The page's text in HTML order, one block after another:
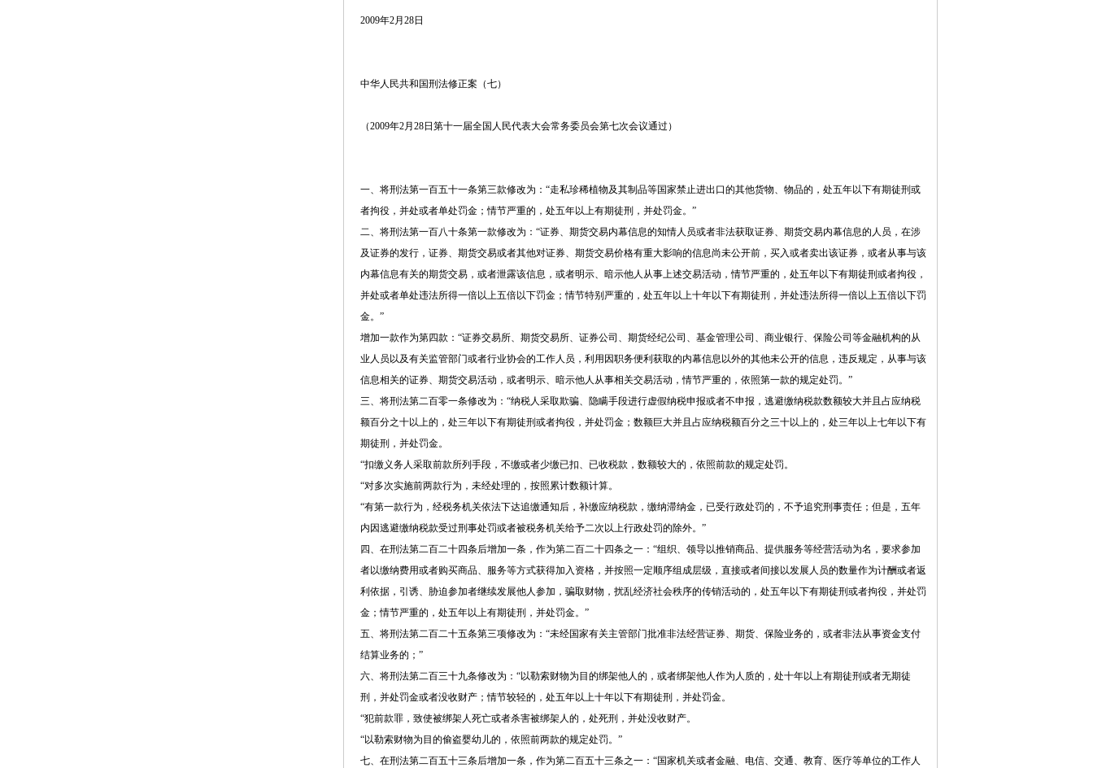
2009年2月28日
中华人民共和国刑法修正案（七）
（2009年2月28日第十一届全国人民代表大会常务委员会第七次会议通过）
一、将刑法第一百五十一条第三款修改为：“走私珍稀植物及其制品等国家禁止进出口的其他货物、物品的，处五年以下有期徒刑或
者拘役，并处或者单处罚金；情节严重的，处五年以上有期徒刑，并处罚金。”
二、将刑法第一百八十条第一款修改为：“证券、期货交易内幕信息的知情人员或者非法获取证券、期货交易内幕信息的人员，在涉
及证券的发行，证券、期货交易或者其他对证券、期货交易价格有重大影响的信息尚未公开前，买入或者卖出该证券，或者从事与该
内幕信息有关的期货交易，或者泄露该信息，或者明示、暗示他人从事上述交易活动，情节严重的，处五年以下有期徒刑或者拘役，
并处或者单处违法所得一倍以上五倍以下罚金；情节特别严重的，处五年以上十年以下有期徒刑，并处违法所得一倍以上五倍以下罚
金。”
增加一款作为第四款：“证券交易所、期货交易所、证券公司、期货经纪公司、基金管理公司、商业银行、保险公司等金融机构的从
业人员以及有关监管部门或者行业协会的工作人员，利用因职务便利获取的内幕信息以外的其他未公开的信息，违反规定，从事与该
信息相关的证券、期货交易活动，或者明示、暗示他人从事相关交易活动，情节严重的，依照第一款的规定处罚。”
三、将刑法第二百零一条修改为：“纳税人采取欺骗、隐瞒手段进行虚假纳税申报或者不申报，逃避缴纳税款数额较大并且占应纳税
额百分之十以上的，处三年以下有期徒刑或者拘役，并处罚金；数额巨大并且占应纳税额百分之三十以上的，处三年以上七年以下有
期徒刑，并处罚金。
“扣缴义务人采取前款所列手段，不缴或者少缴已扣、已收税款，数额较大的，依照前款的规定处罚。
“对多次实施前两款行为，未经处理的，按照累计数额计算。
“有第一款行为，经税务机关依法下达追缴通知后，补缴应纳税款，缴纳滞纳金，已受行政处罚的，不予追究刑事责任；但是，五年
内因逃避缴纳税款受过刑事处罚或者被税务机关给予二次以上行政处罚的除外。”
四、在刑法第二百二十四条后增加一条，作为第二百二十四条之一：“组织、领导以推销商品、提供服务等经营活动为名，要求参加
者以缴纳费用或者购买商品、服务等方式获得加入资格，并按照一定顺序组成层级，直接或者间接以发展人员的数量作为计酬或者返
利依据，引诱、胁迫参加者继续发展他人参加，骗取财物，扰乱经济社会秩序的传销活动的，处五年以下有期徒刑或者拘役，并处罚
金；情节严重的，处五年以上有期徒刑，并处罚金。”
五、将刑法第二百二十五条第三项修改为：“未经国家有关主管部门批准非法经营证券、期货、保险业务的，或者非法从事资金支付
结算业务的；”
六、将刑法第二百三十九条修改为：“以勒索财物为目的绑架他人的，或者绑架他人作为人质的，处十年以上有期徒刑或者无期徒
刑，并处罚金或者没收财产；情节较轻的，处五年以上十年以下有期徒刑，并处罚金。
“犯前款罪，致使被绑架人死亡或者杀害被绑架人的，处死刑，并处没收财产。
“以勒索财物为目的偷盗婴幼儿的，依照前两款的规定处罚。”
七、在刑法第二百五十三条后增加一条，作为第二百五十三条之一：“国家机关或者金融、电信、交通、教育、医疗等单位的工作人